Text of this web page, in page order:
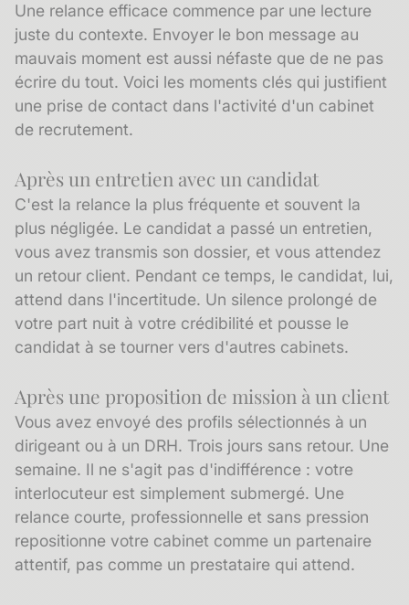
Une relance efficace commence par une lecture
juste du contexte. Envoyer le bon message au
mauvais moment est aussi néfaste que de ne pas
écrire du tout. Voici les moments clés qui justifient
une prise de contact dans l'activité d'un cabinet
de recrutement.
Après un entretien avec un candidat
C'est la relance la plus fréquente et souvent la
plus négligée. Le candidat a passé un entretien,
vous avez transmis son dossier, et vous attendez
un retour client. Pendant ce temps, le candidat, lui,
attend dans l'incertitude. Un silence prolongé de
votre part nuit à votre crédibilité et pousse le
candidat à se tourner vers d'autres cabinets.
Après une proposition de mission à un client
Vous avez envoyé des profils sélectionnés à un
dirigeant ou à un DRH. Trois jours sans retour. Une
semaine. Il ne s'agit pas d'indifférence : votre
interlocuteur est simplement submergé. Une
relance courte, professionnelle et sans pression
repositionne votre cabinet comme un partenaire
attentif, pas comme un prestataire qui attend.